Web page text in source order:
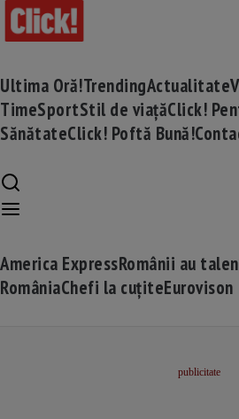
Ultima Oră!TrendingActualitate
TimeSportStil de viațăClick!
SănătateClick! Poftă Bună!
America ExpressRomânii au
RomâniaChefi la cuțiteEurovison